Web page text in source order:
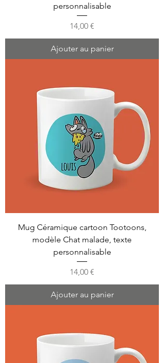
personnalisable
Prix
14,00 €
Ajouter au panier
Mug Céramique cartoon Tootoons,
modèle Chat malade, texte
personnalisable
Prix
14,00 €
Ajouter au panier